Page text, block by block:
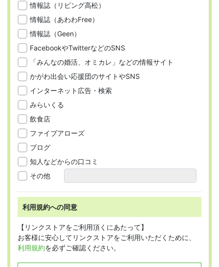
情報誌（リビング高松）
情報誌（あわわFree）
情報誌（Geen）
FacebookやTwitterなどのSNS
「みんなの婚活、オミカレ」などの情報サイト
かがわ出会い応援団のサイトやSNS
インターネット広告・検索
みらいくる
飲食店
ファイブアローズ
ブログ
知人などからの口コミ
その他
利用規約への同意
【リンクストアをご利用頂くにあたって】
お客様に安心してリンクストアをご利用いただくために、
利用規約を必ずご確認ください。